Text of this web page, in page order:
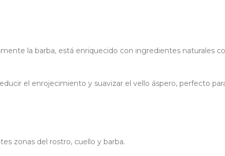
la barba, está enriquecido con ingredientes naturales
el enrojecimiento y suavizar el vello áspero, perfecto
zonas del rostro, cuello y barba.